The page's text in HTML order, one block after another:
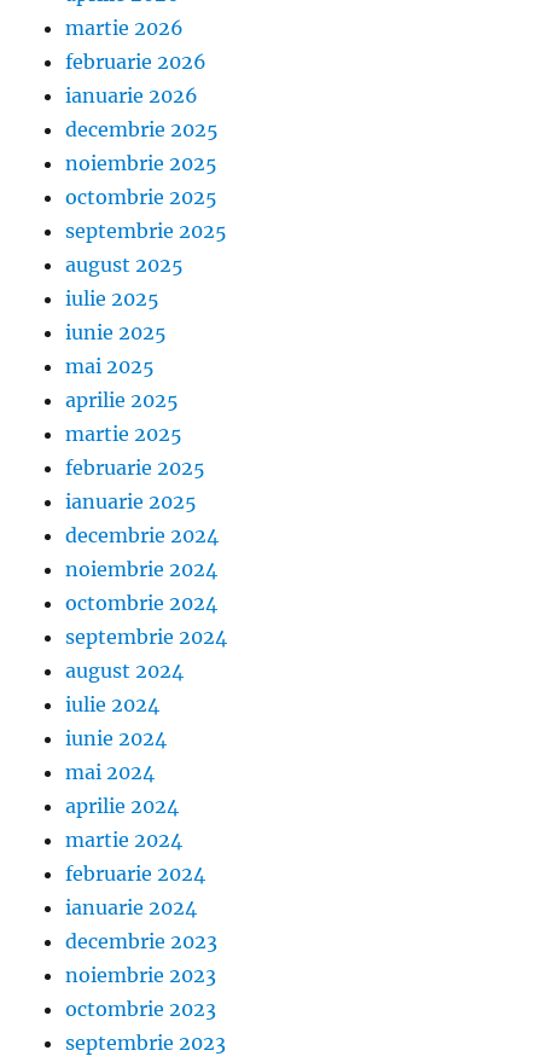
martie 2026
februarie 2026
ianuarie 2026
decembrie 2025
noiembrie 2025
octombrie 2025
septembrie 2025
august 2025
iulie 2025
iunie 2025
mai 2025
aprilie 2025
martie 2025
februarie 2025
ianuarie 2025
decembrie 2024
noiembrie 2024
octombrie 2024
septembrie 2024
august 2024
iulie 2024
iunie 2024
mai 2024
aprilie 2024
martie 2024
februarie 2024
ianuarie 2024
decembrie 2023
noiembrie 2023
octombrie 2023
septembrie 2023